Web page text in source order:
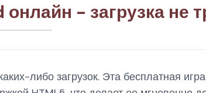
- загрузка не
либо загрузок. Эта бесплатная